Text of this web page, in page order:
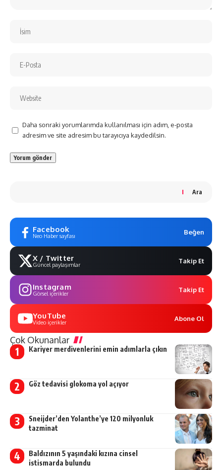
Daha sonraki yorumlarımda kullanılması için adım, e-posta
adresim ve site adresim bu tarayıcıya kaydedilsin.
Ara
Facebook
Neo Haber sayfası Beğen
X / Twitter
Güncel paylaşımlar Takip Et
Instagram
Görsel içerikler Takip Et
YouTube
Video içerikler Abone Ol
Çok Okunanlar
Kariyer merdivenlerini emin adımlarla çıkın
Göz tedavisi glokoma yol açıyor
Sneijder’den Yolanthe’ye 120 milyonluk
tazminat
Baldızının 5 yaşındaki kızına cinsel
istismarda bulundu